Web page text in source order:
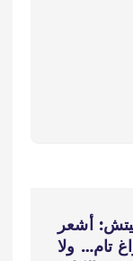
أشعر
تام… ولا